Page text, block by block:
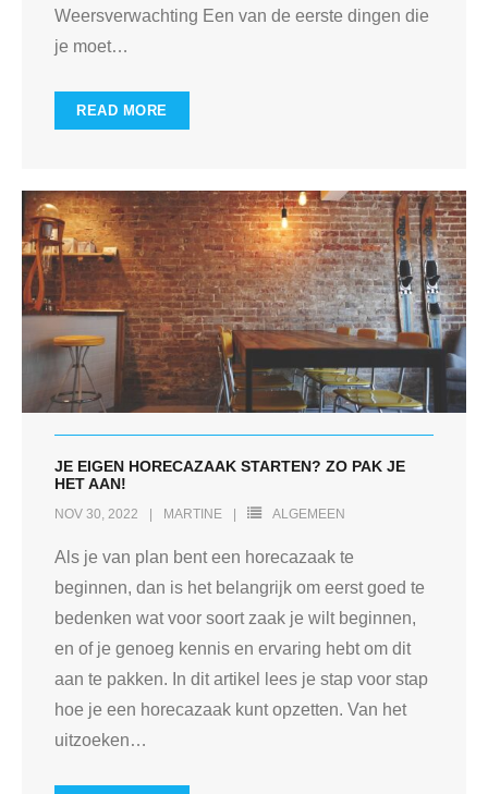
Weersverwachting Een van de eerste dingen die
je moet…
READ MORE
JE EIGEN HORECAZAAK STARTEN? ZO PAK JE
HET AAN!
NOV 30, 2022 MARTINE ALGEMEEN
Als je van plan bent een horecazaak te
beginnen, dan is het belangrijk om eerst goed te
bedenken wat voor soort zaak je wilt beginnen,
en of je genoeg kennis en ervaring hebt om dit
aan te pakken. In dit artikel lees je stap voor stap
hoe je een horecazaak kunt opzetten. Van het
uitzoeken…